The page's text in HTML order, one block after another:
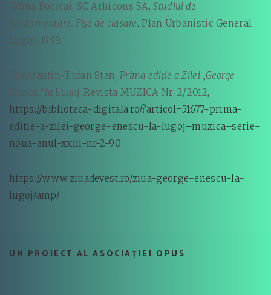
Adina Bocicai, SC Arhicons SA,Studiul de
fundamentare. Fișe de clasare, Plan Urbanistic General
Lugoj, 1999.
Constantin-Tufan Stan, Prima ediţie a Zilei „George
Enescu” la Lugoj, Revista MUZICA Nr. 2/2012,
https://biblioteca-digitala.ro/?articol=51677-prima-
editie-a-zilei-george-enescu-la-lugoj–muzica–serie-
noua-anul-xxiii-nr-2-90
https://www.ziuadevest.ro/ziua-george-enescu-la-
lugoj/amp/
UN PROIECT AL ASOCIAȚIEI OPUS